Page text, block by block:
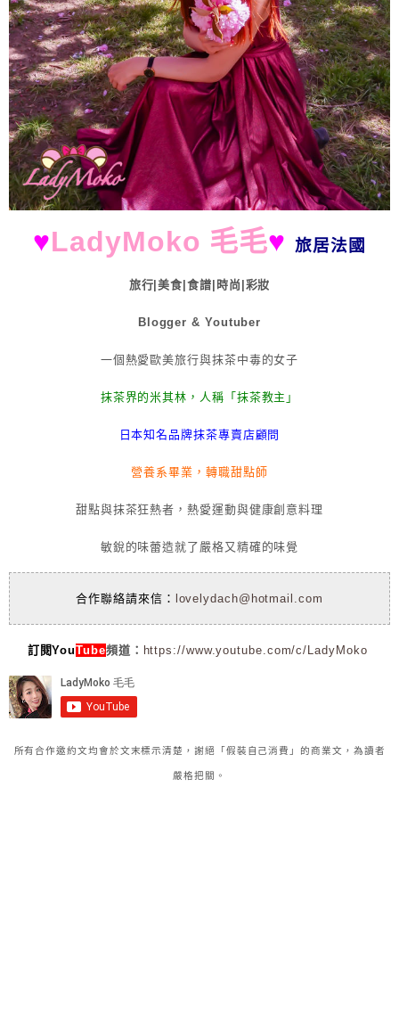
♥LadyMoko 毛毛♥ 旅居法國
旅行|美食|食譜|時尚|彩妝
Blogger & Youtuber
一個熱愛歐美旅行與抹茶中毒的女子
抹茶界的米其林，人稱「抹茶教主」
日本知名品牌抹茶專賣店顧問
營養系畢業，轉職甜點師
甜點與抹茶狂熱者，熱愛運動與健康創意料理
敏銳的味蕾造就了嚴格又精確的味覺
合作聯絡請來信： lovelydach@hotmail.com
訂閱YouTube頻道： https://www.youtube.com/c/LadyMoko
所有合作邀約文均會於文末標示清楚，謝絕「假裝自己消費」的商業文，為讀者
嚴格把關。